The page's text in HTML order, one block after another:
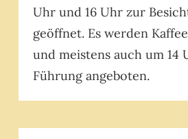
Uhr und 16 Uhr zur
geöffnet. Es werden
und meistens auch um 14
Führung angeboten.